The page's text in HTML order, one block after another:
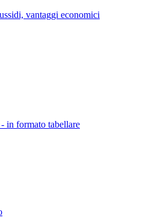
vantaggi economici
in formato tabellare